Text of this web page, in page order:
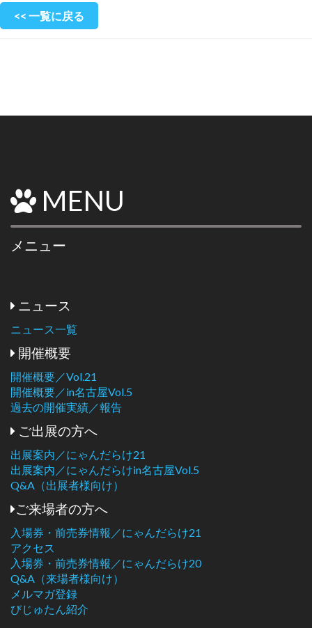
<< 一覧に戻る
MENU
メニュー
ニュース
ニュース一覧
開催概要
開催概要／Vol.21
開催概要／in名古屋Vol.5
過去の開催実績／報告
ご出展の方へ
出展案内／にゃんだらけ21
出展案内／にゃんだらけin名古屋Vol.5
Q&A（出展者様向け）
ご来場者の方へ
入場券・前売券情報／にゃんだらけ21
アクセス
入場券・前売券情報／にゃんだらけ20
Q&A（来場者様向け）
メルマガ登録
びじゅたん紹介